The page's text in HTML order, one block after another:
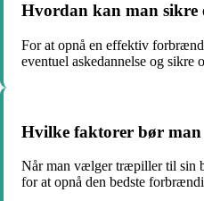
Hvordan kan man
For at opnå en effektiv
eventuel askedannelse og sikre
Hvilke faktorer bør
Når man vælger træpiller til sin
for at opnå den bedste